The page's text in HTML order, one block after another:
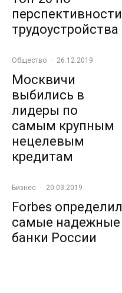
перспективности
трудоустройства
Общество · 26.12.2019
Москвичи
выбились в
лидеры по
самым крупным
нецелевым
кредитам
Бизнес · 20.03.2019
Forbes определил
самые надежные
банки России